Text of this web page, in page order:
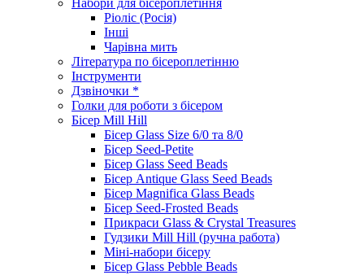
Ріоліс (Росія)
Інші
Чарівна мить
Література по бісероплетінню
Інструменти
Дзвіночки *
Голки для роботи з бісером
Бісер Mill Hill
Бісер Glass Size 6/0 та 8/0
Бісер Seed-Petite
Бісер Glass Seed Beads
Бісер Antique Glass Seed Beads
Бісер Magnifica Glass Beads
Бісер Seed-Frosted Beads
Прикраси Glass & Crystal Treasures
Гудзики Mill Hill (ручна работа)
Міні-набори бісеру
Бісер Glass Pebble Beads